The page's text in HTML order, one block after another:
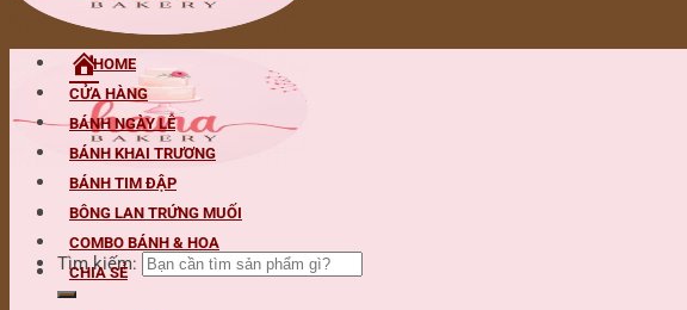
Tìm kiếm:
HOME
CỬA HÀNG
BÁNH NGÀY LỄ
BÁNH KHAI TRƯƠNG
BÁNH TIM ĐẬP
BÔNG LAN TRỨNG MUỐI
COMBO BÁNH & HOA
CHIA SẺ